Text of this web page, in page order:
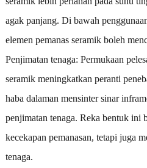
agak panjang. Di bawah
elemen pemanas seramik boleh
Penjimatan tenaga: Permukaan
seramik meningkatkan peranti
haba dalaman mensinter sinar
penjimatan tenaga. Reka bentuk ini
kecekapan pemanasan, tetapi juga
tenaga.